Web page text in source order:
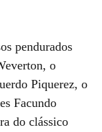
pendurados
o
Piquerez, o
Facundo
do clássico